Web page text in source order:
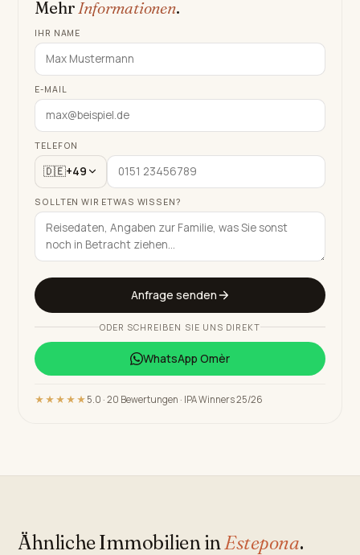
Mehr Informationen.
IHR NAME
E-MAIL
TELEFON
🇩🇪+49
SOLLTEN WIR ETWAS WISSEN?
Anfrage senden
ODER SCHREIBEN SIE UNS DIREKT
WhatsApp Omèr
★★★★★ 5.0 · 20 Bewertungen · IPA Winners 25/26
Ähnliche Immobilien in Estepona.